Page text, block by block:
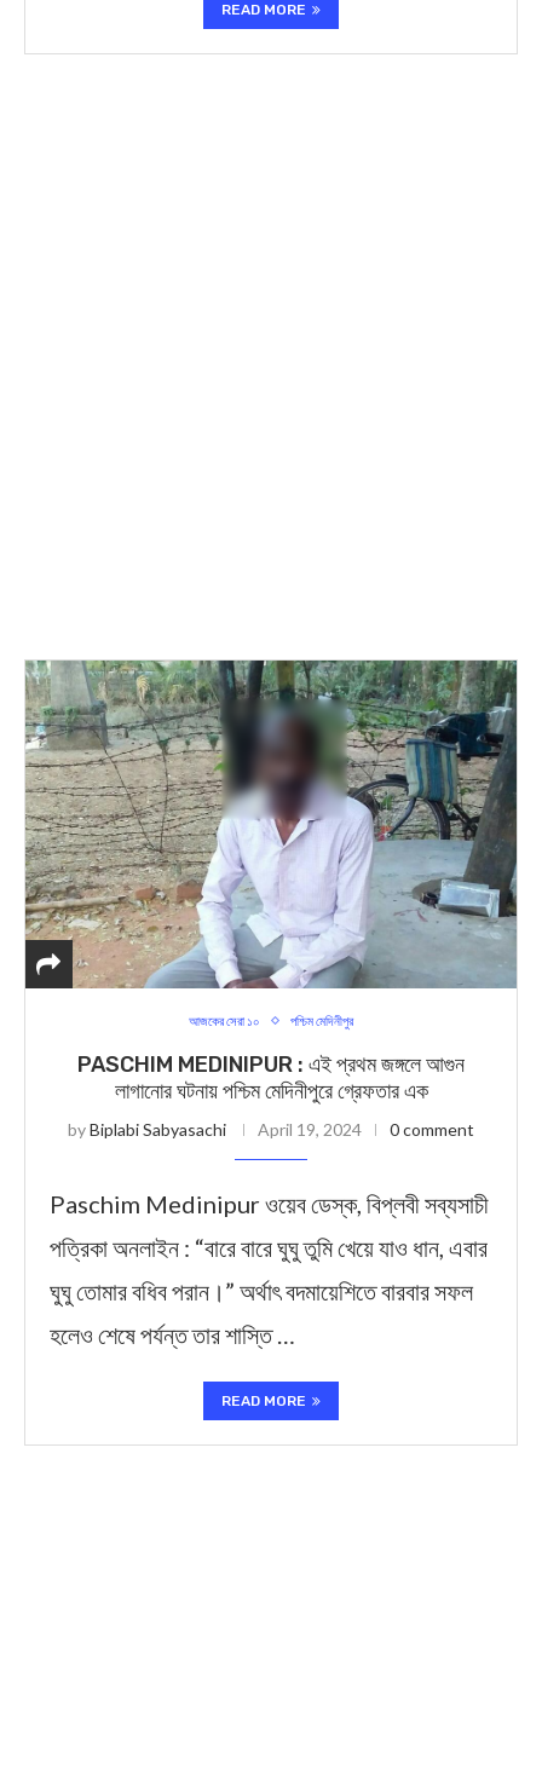
READ MORE
আজকের সেরা ১০ পশ্চিম মেদিনীপুর
PASCHIM MEDINIPUR : এই প্রথম জঙ্গলে আগুন
লাগানোর ঘটনায় পশ্চিম মেদিনীপুরে গ্রেফতার এক
byBiplabi Sabyasachi April 19, 2024 0 comment
Paschim Medinipur ওয়েব ডেস্ক, বিপ্লবী সব্যসাচী
পত্রিকা অনলাইন : “বারে বারে ঘুঘু তুমি খেয়ে যাও ধান, এবার
ঘুঘু তোমার বধিব পরান।” অর্থাৎ বদমায়েশিতে বারবার সফল
হলেও শেষে পর্যন্ত তার শাস্তি …
READ MORE